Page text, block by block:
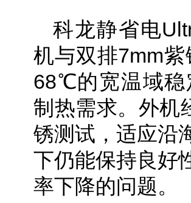
科龙静省电
机与双排7mm
68℃的宽温域稳
制热需求。外机
锈测试，适应沿
下仍能保持良好
率下降的问题。